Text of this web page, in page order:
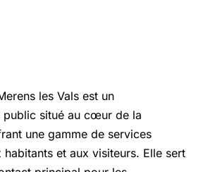
les Vals est un
public situé au cœur de la
une gamme de services
habitants et aux visiteurs. Elle sert